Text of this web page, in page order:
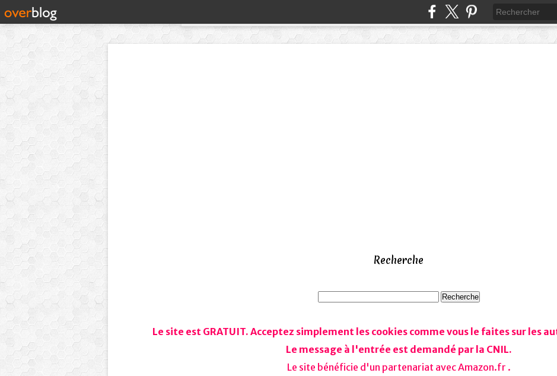
Recherche
Le site est GRATUIT. Acceptez simplement les cookies comme vous le faites sur les
Le message à l'entrée est demandé par la CNIL.
Le site bénéficie d'un partenariat avec Amazon.fr .